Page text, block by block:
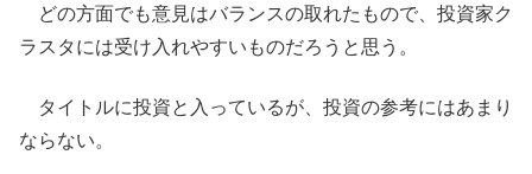
どの方面でも意見はバランスの取れたもので、投資家ク
ラスタには受け入れやすいものだろうと思う。
タイトルに投資と入っているが、投資の参考にはあまり
ならない。